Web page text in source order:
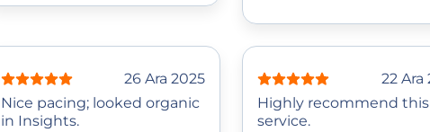
26 Ara 2025
Nice pacing; looked organic
in Insights.
22 Ara
Highly recommend this
service.